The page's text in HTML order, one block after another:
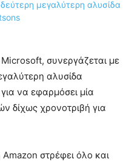
συνεργάζεται με
αλυσίδα
να εφαρμόσει μία
δίχως χρονοτριβή για
στρέφει όλο και